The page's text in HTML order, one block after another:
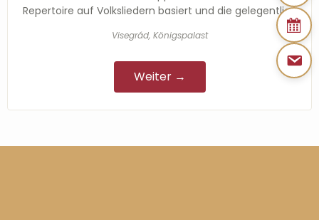
Repertoire auf Volksliedern basiert und die gelegentlich
durch einzelne Instrumente oder Klangobjekte ergänzt
wird. In ihren Bearbeitungen…
Visegrád, Königspalast
Weiter →